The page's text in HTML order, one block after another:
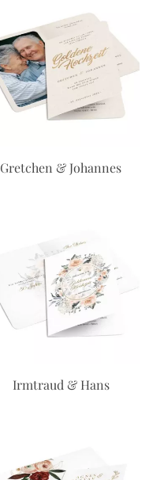
Gretchen & Johannes
Irmtraud & Hans